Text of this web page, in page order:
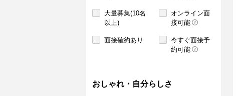
大量募集(10名
以上)
オンライン面
接可能
面接確約あり
今すぐ面接予
約可能
おしゃれ・自分らしさ